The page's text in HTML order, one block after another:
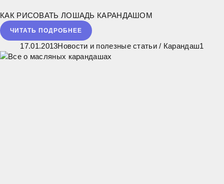
КАК РИСОВАТЬ ЛОШАДЬ КАРАНДАШОМ
ЧИТАТЬ ПОДРОБНЕЕ
17.01.2013Новости и полезные статьи/ Карандаш1